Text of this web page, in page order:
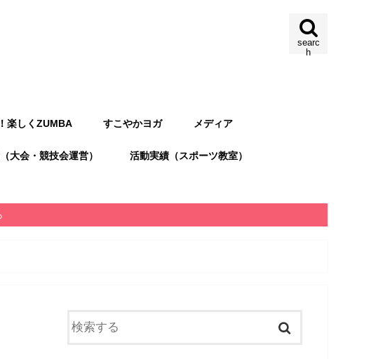
searc
h
楽しくZUMBA すこやかヨガ メディア
大会・競技会運営） 活動実績（スポーツ教室）